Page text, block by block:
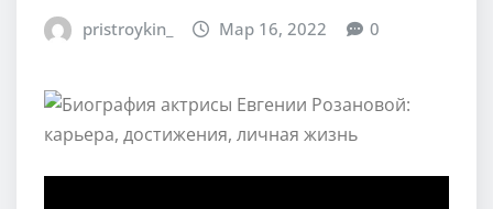
pristroykin_ Мар 16, 2022 0